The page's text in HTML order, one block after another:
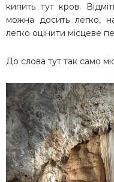
кипить тут кров.
можна досить легко,
легко оцінити місцеве
До слова тут так само